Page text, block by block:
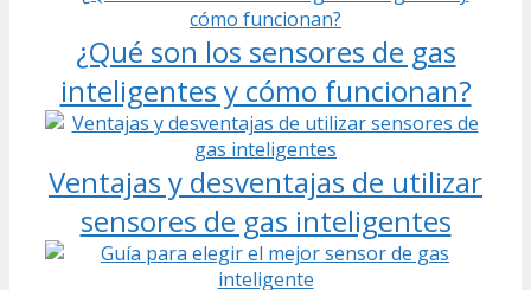
¿Qué son los sensores de gas
inteligentes y cómo funcionan?
Ventajas y desventajas de utilizar
sensores de gas inteligentes